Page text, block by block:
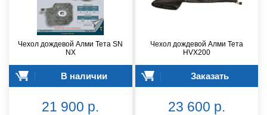
Чехол дождевой Алми Тета SN
NX
В наличии
21 900 р.
Чехол дождевой Алми Teтa
HVX200
Заказать
23 600 р.